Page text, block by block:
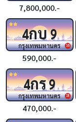
7,800,000.-
16
4กบ9
กรุงเทพมหานคร
590,000.-
18
4กร9
กรุงเทพมหานคร
470,000.-